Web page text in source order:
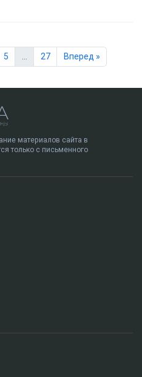
5 … 27 Вперед »
материалов сайта в
только с письменного